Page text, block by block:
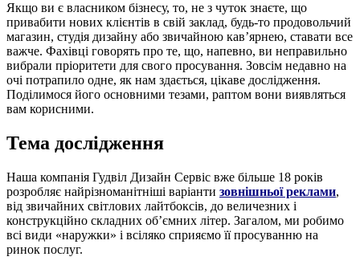
Якщо ви є власником бізнесу, то, не з чуток знаєте, що
привабити нових клієнтів в свій заклад, будь-то продовольчий
магазин, студія дизайну або звичайною кав’ярнею, ставати все
важче. Фахівці говорять про те, що, напевно, ви неправильно
вибрали пріоритети для свого просування. Зовсім недавно на
очі потрапило одне, як нам здається, цікаве дослідження.
Поділимося його основними тезами, раптом вони виявляться
вам корисними.
Тема дослідження
Наша компанія Гудвіл Дизайн Сервіс вже більше 18 років
розробляє найрізноманітніші варіанти зовнішньої реклами,
від звичайних світлових лайтбоксів, до величезних і
конструкційно складних об’ємних літер. Загалом, ми робимо
всі види «наружки» і всіляко сприяємо її просуванню на
ринок послуг.